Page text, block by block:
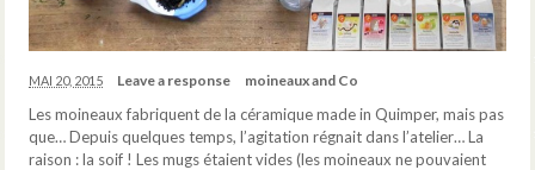
MAI 20, 2015 Leave a response moineaux and Co
Les moineaux fabriquent de la céramique made in Quimper, mais pas
que… Depuis quelques temps, l’agitation régnait dans l’atelier… La
raison : la soif ! Les mugs étaient vides (les moineaux ne pouvaient